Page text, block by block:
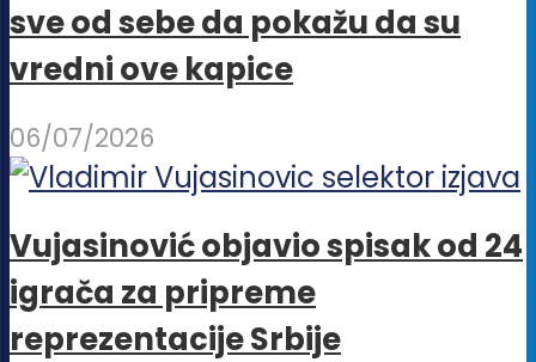
sve od sebe da pokažu da su
vredni ove kapice
06/07/2026
Vujasinović objavio spisak od 24
igrača za pripreme
reprezentacije Srbije